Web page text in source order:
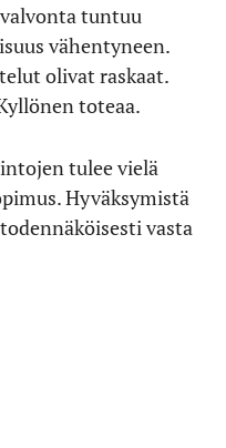
tuntuu
vähentyneen.
olivat raskaat.
toteaa.
tulee vielä
Hyväksymistä
vasta